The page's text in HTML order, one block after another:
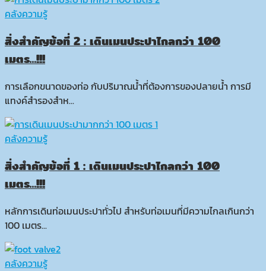
คลังความรู้
สิ่งสำคัญข้อที่ 2 : เดินเมนประปาไกลกว่า 100
เมตร…!!!
การเลือกขนาดของท่อ กับปริมาณน้ำที่ต้องการของปลายน้ำ การมี
แทงค์สำรองสำห...
คลังความรู้
สิ่งสำคัญข้อที่ 1 : เดินเมนประปาไกลกว่า 100
เมตร…!!!
หลักการเดินท่อเมนประปาทั่วไป สำหรับท่อเมนที่มีความไกลเกินกว่า
100 เมตร...
คลังความรู้